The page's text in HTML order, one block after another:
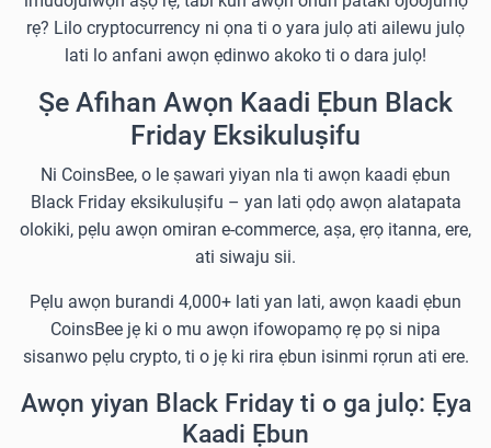
rẹ? Lilo cryptocurrency ni ọna ti o yara julọ ati ailewu julọ
lati lo anfani awọn ẹdinwo akoko ti o dara julọ!
Ṣe Afihan Awọn Kaadi Ẹbun Black
Friday Eksikuluṣifu
Ni CoinsBee, o le ṣawari yiyan nla ti awọn kaadi ẹbun
Black Friday eksikuluṣifu – yan lati ọdọ awọn alatapata
olokiki, pẹlu awọn omiran e-commerce, aṣa, ẹrọ itanna, ere,
ati siwaju sii.
Pẹlu awọn burandi 4,000+ lati yan lati, awọn kaadi ẹbun
CoinsBee jẹ ki o mu awọn ifowopamọ rẹ pọ si nipa
sisanwo pẹlu crypto, ti o jẹ ki rira ẹbun isinmi rọrun ati ere.
Awọn yiyan Black Friday ti o ga julọ: Ẹya
Kaadi Ẹbun